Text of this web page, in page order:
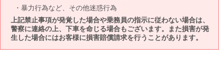
暴力行為など、その他迷惑行為
上記禁止事項が発覚した場合や乗務員の指示に従わない場合は、
警察に連絡の上、下車を命じる場合もございます。また損害が発
生した場合にはお客様に損害賠償請求を行うことがあります。